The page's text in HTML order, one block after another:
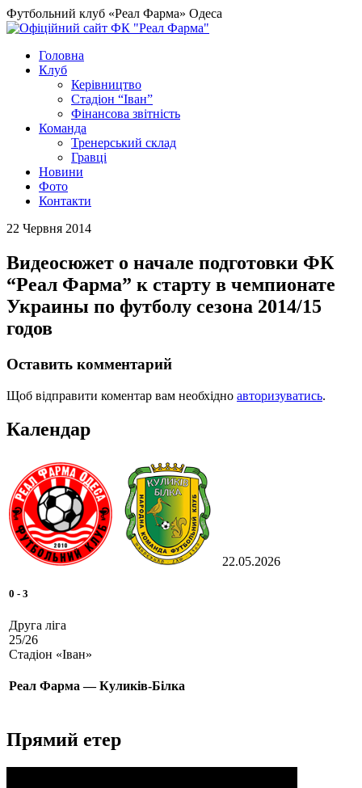
Футбольний клуб «Реал Фарма» Одеса
Головна
Клуб
Керівництво
Стадіон “Іван”
Фінансова звітність
Команда
Тренерський склад
Гравці
Новини
Фото
Контакти
22 Червня 2014
Видеосюжет о начале подготовки ФК
“Реал Фарма” к старту в чемпионате
Украины по футболу сезона 2014/15
годов
Оставить комментарий
Щоб відправити коментар вам необхідно авторизуватись.
Календар
22.05.2026
0 - 3
Друга ліга
25/26
Стадіон «Іван»
Реал Фарма — Куликів-Білка
Прямий етер